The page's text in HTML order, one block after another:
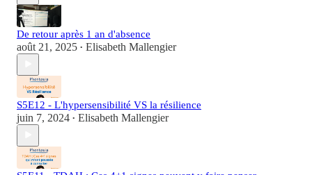
De retour après 1 an d'absence
août 21, 2025 • Elisabeth Mallengier
S5E12 - L'hypersensibilité VS la résilience
juin 7, 2024 • Elisabeth Mallengier